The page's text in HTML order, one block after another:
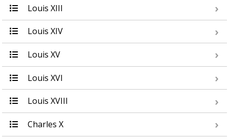
Louis XIII
Louis XIV
Louis XV
Louis XVI
Louis XVIII
Charles X